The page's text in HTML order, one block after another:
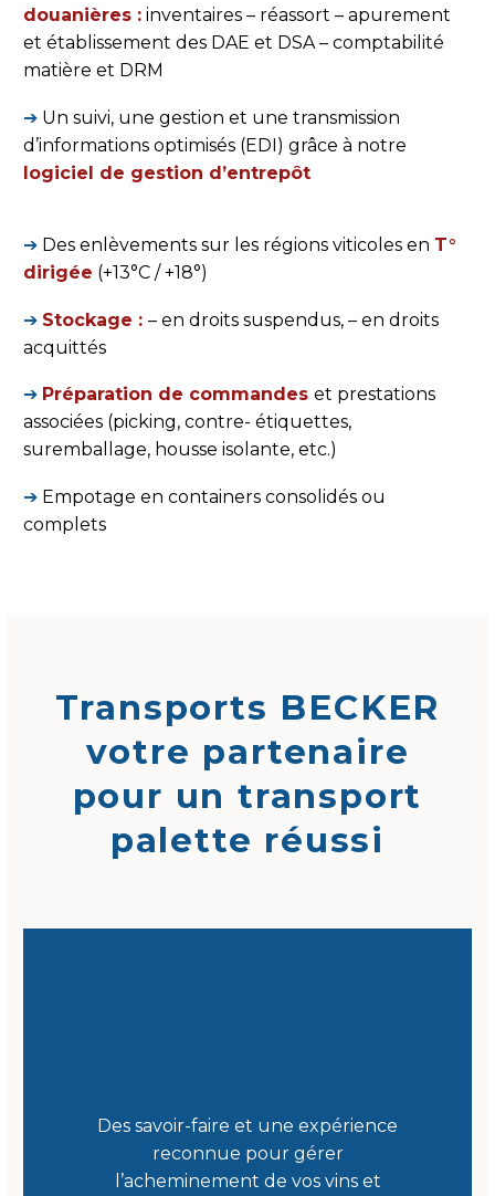
douanières : inventaires – réassort – apurement
et établissement des DAE et DSA – comptabilité
matière et DRM
➔ Un suivi, une gestion et une transmission
d’informations optimisés (EDI) grâce à notre
logiciel de gestion d’entrepôt
➔ Des enlèvements sur les régions viticoles en T°
dirigée (+13°C / +18°)
➔ Stockage : – en droits suspendus, – en droits
acquittés
➔ Préparation de commandes et prestations
associées (picking, contre- étiquettes,
suremballage, housse isolante, etc.)
➔ Empotage en containers consolidés ou
complets
Transports BECKER
votre partenaire
pour un transport
palette réussi
Des savoir-faire et une expérience
reconnue pour gérer
l’acheminement de vos vins et